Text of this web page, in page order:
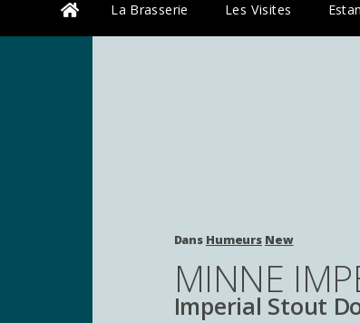
La Brasserie Les Visites
Dans Humeurs New
MINNE
Imperial Stout